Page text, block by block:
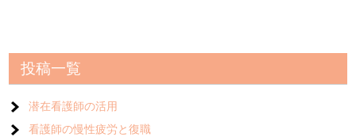
投稿一覧
潜在看護師の活用
看護師の慢性疲労と復職